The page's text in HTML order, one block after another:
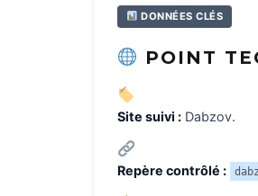
DONNÉES CLÉS
POINT
Site suivi : Dabzov.
Repère contrôlé :